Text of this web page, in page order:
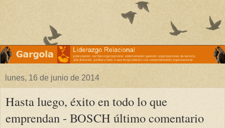
lunes, 16 de junio de 2014
Hasta luego, éxito en todo lo que
emprendan - BOSCH último comentario